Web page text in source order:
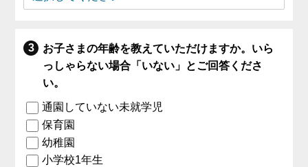
お子さまの年齢を教えていただけますか。いら
っしゃらない場合「いない」とご回答くださ
い。
通園していない未就学児
保育園
幼稚園
小学校1年生